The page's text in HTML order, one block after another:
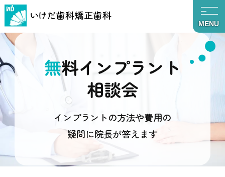
MENU
無料インプラント
相談会
インプラントの方法や費用の
疑問に院長が答えます